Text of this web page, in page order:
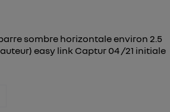
sombre horizontale environ 2.5
easy link Captur 04 /21 initiale